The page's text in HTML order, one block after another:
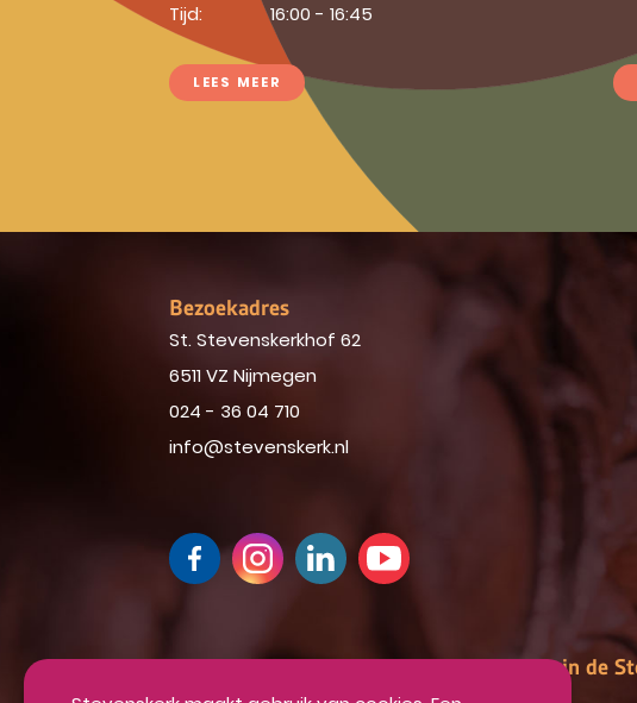
Tijd:
16:00 - 16:45
LEES MEER
Bezoekadres
St. Stevenskerkhof 62
6511 VZ Nijmegen
024 - 36 04 710
info@stevenskerk.nl
Up-to-date blijven van alle mooie dingen in de